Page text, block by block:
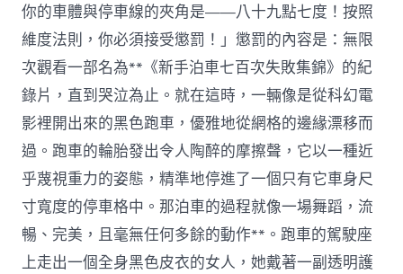
你的車體與停車線的夾角是——八十九點七度！按照
維度法則，你必須接受懲罰！」懲罰的內容是：無限
次觀看一部名為**《新手泊車七百次失敗集錦》的紀
錄片，直到哭泣為止。就在這時，一輛像是從科幻電
影裡開出來的黑色跑車，優雅地從網格的邊緣漂移而
過。跑車的輪胎發出令人陶醉的摩擦聲，它以一種近
乎蔑視重力的姿態，精準地停進了一個只有它車身尺
寸寬度的停車格中。那泊車的過程就像一場舞蹈，流
暢、完美，且毫無任何多餘的動作**。跑車的駕駛座
上走出一個全身黑色皮衣的女人，她戴著一副透明護